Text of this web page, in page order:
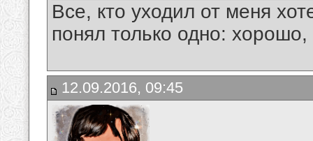
Все, кто уходил от меня
понял только одно:
12.09.2016, 09:45